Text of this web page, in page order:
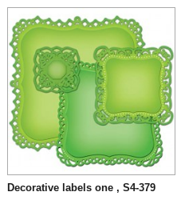
Decorative labels one , S4-379